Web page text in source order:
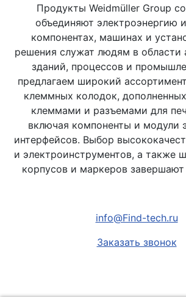
Продукты Weidmüller Group
объединяют электроэнергию
компонентах, машинах и
решения служат людям в области
зданий, процессов и
предлагаем широкий
клеммных колодок,
клеммами и разъемами для
включая компоненты и модули
интерфейсов. Выбор
и электроинструментов, а также
корпусов и маркеров завершают
info@Find-tech.ru
Заказать звонок